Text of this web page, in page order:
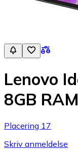
Lenovo
8GB
Placering 17
Skriv anmeldelse